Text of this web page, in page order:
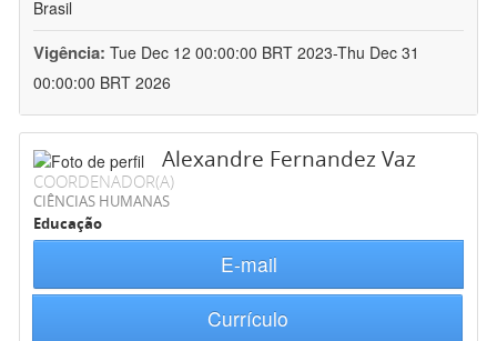
Brasil
Vigência: Tue Dec 12 00:00:00 BRT 2023-Thu Dec 31
00:00:00 BRT 2026
Alexandre Fernandez Vaz
COORDENADOR(A)
CIÊNCIAS HUMANAS
Educação
E-mail
Currículo